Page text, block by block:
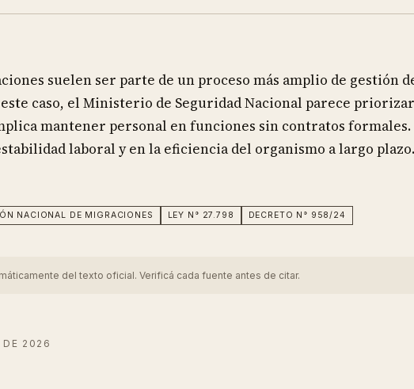
suelen ser parte de un proceso más amplio de gestión
caso, el Ministerio de Seguridad Nacional parece priorizar
mantener personal en funciones sin contratos formales.
laboral y en la eficiencia del organismo a largo plazo.
NACIONAL DE MIGRACIONES LEY N° 27.798 DECRETO N° 958/24
del texto oficial. Verificá cada fuente antes de citar.
DE 2026